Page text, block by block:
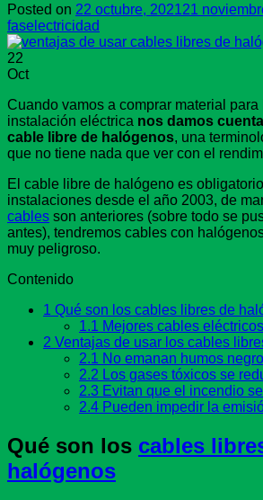
Posted on 22 octubre, 202121
faselectricidad
22
Oct
Cuando vamos a comprar material para
instalación eléctrica nos damos
cable libre de halógenos, una
que no tiene nada que ver con el
El cable libre de halógeno es
instalaciones desde el año 2003, de
cables son anteriores (sobre todo se
antes), tendremos cables con
muy peligroso.
Contenido
1 Qué son los cables libres de
1.1 Mejores cables
2 Ventajas de usar los cables
2.1 No emanan humos
2.2 Los gases tóxicos se
2.3 Evitan que el incendio
2.4 Pueden impedir la
Qué son los cables
halógenos